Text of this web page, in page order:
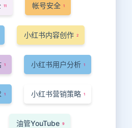
11 帐号安全 1
小红书内容创作 2
1 小红书用户分析 1
1 小红书营销策略 1
油管YouTube 9